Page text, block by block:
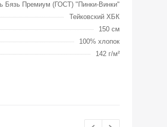
Бязь Премиум (ГОСТ) "Пинки-Винки"
Тейковский ХБК
150 см
100% хлопок
142 г/м²